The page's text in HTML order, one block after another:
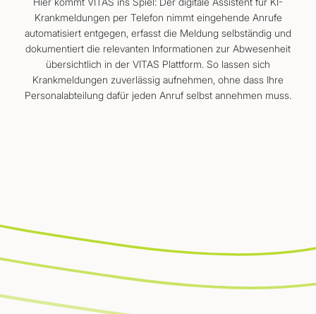
Krankmeldungen per Telefon nimmt eingehende Anrufe
automatisiert entgegen, erfasst die Meldung selbständig und
dokumentiert die relevanten Informationen zur Abwesenheit
übersichtlich in der VITAS Plattform. So lassen sich
Krankmeldungen zuverlässig aufnehmen, ohne dass Ihre
Personalabteilung dafür jeden Anruf selbst annehmen muss.